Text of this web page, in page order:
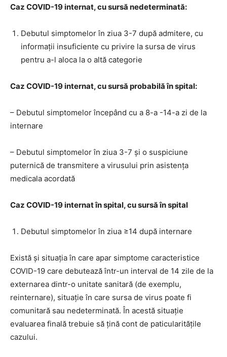
Caz COVID-19 internat, cu sursă nedeterminată:
Debutul simptomelor în ziua 3-7 după admitere, cu
informații insuficiente cu privire la sursa de virus
pentru a-l aloca la o altă categorie
Caz COVID-19 internat, cu sursă probabilă în spital:
– Debutul simptomelor începând cu a 8-a -14-a zi de la
internare
– Debutul simptomelor în ziua 3-7 și o suspiciune
puternică de transmitere a virusului prin asistența
medicala acordată
Caz COVID-19 internat în spital, cu sursă în spital
Debutul simptomelor în ziua ≥14 după internare
Există și situația în care apar simptome caracteristice
COVID-19 care debutează într-un interval de 14 zile de la
externarea dintr-o unitate sanitară (de exemplu,
reinternare), situație în care sursa de virus poate fi
comunitară sau nedeterminată. În acestă situație
evaluarea finală trebuie să țină cont de paticularitățile
cazului.